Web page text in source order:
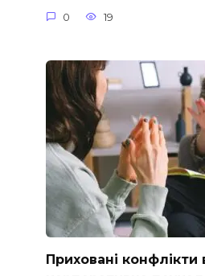
0 19
Приховані конфлікти